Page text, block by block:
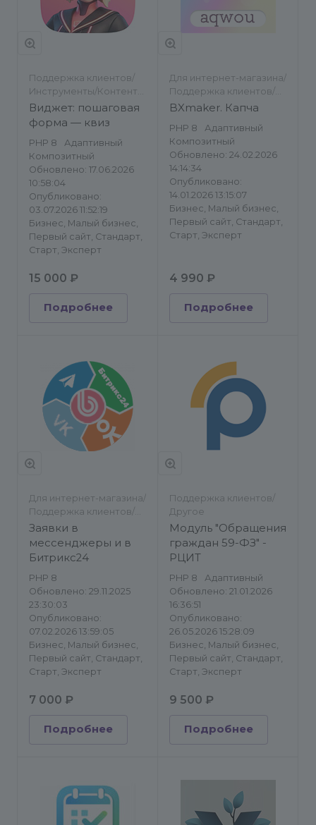
Поддержка клиентов/
Инструменты/Контент-
менеджеру/Другое
Виджет: пошаговая
форма — квиз
PHP 8
Адаптивный
Композитный
Обновлено: 17.06.2026
10:58:04
Опубликовано:
03.07.2026 11:52:19
Бизнес, Малый бизнес,
Первый сайт, Стандарт,
Старт, Эксперт
15 000 ₽
Подробнее
Для интернет-магазина/
Поддержка клиентов/
Другое/Другое
BXmaker. Капча
PHP 8
Адаптивный
Композитный
Обновлено: 24.02.2026
14:14:34
Опубликовано:
14.01.2026 13:15:07
Бизнес, Малый бизнес,
Первый сайт, Стандарт,
Старт, Эксперт
4 990 ₽
Подробнее
Для интернет-магазина/
Поддержка клиентов/
Другое/Другое
Заявки в
мессенджеры и в
Битрикс24
PHP 8
Обновлено: 29.11.2025
23:30:03
Опубликовано:
07.02.2026 13:59:05
Бизнес, Малый бизнес,
Первый сайт, Стандарт,
Старт, Эксперт
7 000 ₽
Подробнее
Поддержка клиентов/
Другое
Модуль "Обращения
граждан 59-ФЗ" -
РЦИТ
PHP 8
Адаптивный
Обновлено: 21.01.2026
16:36:51
Опубликовано:
26.05.2026 15:28:09
Бизнес, Малый бизнес,
Первый сайт, Стандарт,
Старт, Эксперт
9 500 ₽
Подробнее